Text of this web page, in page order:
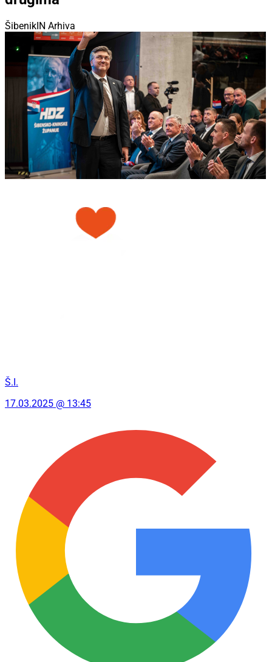
ŠibenikIN Arhiva
Š.I.
17.03.2025 @ 13:45